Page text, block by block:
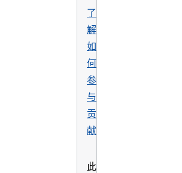
了
解
如
何
参
与
贡
献
此